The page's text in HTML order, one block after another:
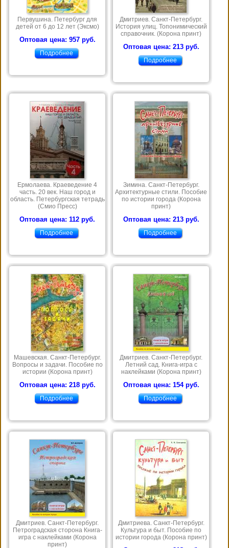
Первушина. Петербург для
детей от 6 до 12 лет (Эксмо)
Оптовая цена: 957 руб.
Подробнее
Дмитриев. Санкт-Петербург.
История улиц. Топонимический
справочник. (Корона принт)
Оптовая цена: 213 руб.
Подробнее
Ермолаева. Краеведение 4
часть. 20 век. Наш город и
область. Петербургская тетрадь
(Смио Пресс)
Оптовая цена: 112 руб.
Подробнее
Зимина. Санкт-Петербург.
Архитектурные стили. Пособие
по истории города (Корона
принт)
Оптовая цена: 213 руб.
Подробнее
Машевская. Санкт-Петербург.
Вопросы и задачи. Пособие по
истории (Корона принт)
Оптовая цена: 218 руб.
Подробнее
Дмитриев. Санкт-Петербург.
Летний сад. Книга-игра с
наклейками (Корона принт)
Оптовая цена: 154 руб.
Подробнее
Дмитриев. Санкт-Петербург.
Петроградская сторона Книга-
игра с наклейками (Корона
принт)
Дмитриева. Санкт-Петербург.
Культура и быт. Пособие по
истории города (Корона принт)